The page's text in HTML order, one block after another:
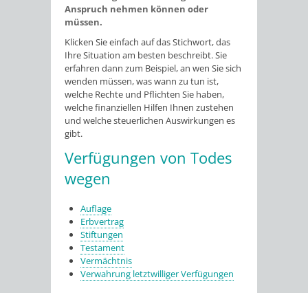
Anspruch nehmen können oder
müssen.
Klicken Sie einfach auf das Stichwort, das
Ihre Situation am besten beschreibt. Sie
erfahren dann zum Beispiel, an wen Sie sich
wenden müssen, was wann zu tun ist,
welche Rechte und Pflichten Sie haben,
welche finanziellen Hilfen Ihnen zustehen
und welche steuerlichen Auswirkungen es
gibt.
Verfügungen von Todes
wegen
Auflage
Erbvertrag
Stiftungen
Testament
Vermächtnis
Verwahrung letztwilliger Verfügungen